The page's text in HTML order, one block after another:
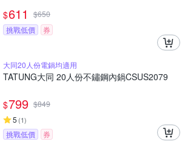
$611 $650
挑戰低價
券
大同20人份電鍋均適用
TATUNG大同 20人份不鏽鋼內鍋CSUS2079
$799 $849
5 (1)
挑戰低價
券